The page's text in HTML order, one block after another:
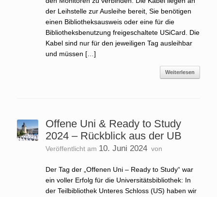
der Leihstelle zur Ausleihe bereit, Sie benötigen
einen Bibliotheksausweis oder eine für die
Bibliotheksbenutzung freigeschaltete USiCard. Die
Kabel sind nur für den jeweiligen Tag ausleihbar
und müssen […]
Weiterlesen
Offene Uni & Ready to Study
2024 – Rückblick aus der UB
Veröffentlicht am 10. Juni 2024 von
Der Tag der „Offenen Uni – Ready to Study“ war
ein voller Erfolg für die Universitätsbibliothek: In
der Teilbibliothek Unteres Schloss (US) haben wir